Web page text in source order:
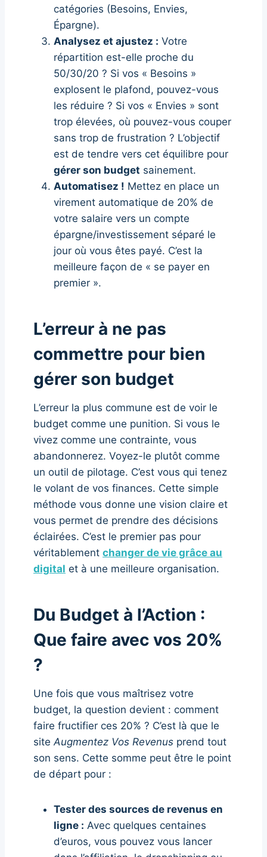
catégories (Besoins, Envies,
Épargne).
Analysez et ajustez : Votre
répartition est-elle proche du
50/30/20 ? Si vos « Besoins »
explosent le plafond, pouvez-vous
les réduire ? Si vos « Envies » sont
trop élevées, où pouvez-vous couper
sans trop de frustration ? L’objectif
est de tendre vers cet équilibre pour
gérer son budget sainement.
Automatisez ! Mettez en place un
virement automatique de 20% de
votre salaire vers un compte
épargne/investissement séparé le
jour où vous êtes payé. C’est la
meilleure façon de « se payer en
premier ».
L’erreur à ne pas
commettre pour bien
gérer son budget
L’erreur la plus commune est de voir le
budget comme une punition. Si vous le
vivez comme une contrainte, vous
abandonnerez. Voyez-le plutôt comme
un outil de pilotage. C’est vous qui tenez
le volant de vos finances. Cette simple
méthode vous donne une vision claire et
vous permet de prendre des décisions
éclairées. C’est le premier pas pour
véritablement changer de vie grâce au
digital et à une meilleure organisation.
Du Budget à l’Action :
Que faire avec vos 20%
?
Une fois que vous maîtrisez votre
budget, la question devient : comment
faire fructifier ces 20% ? C’est là que le
siteAugmentez Vos Revenus prend tout
son sens. Cette somme peut être le point
de départ pour :
Tester des sources de revenus en
ligne : Avec quelques centaines
d’euros, vous pouvez vous lancer